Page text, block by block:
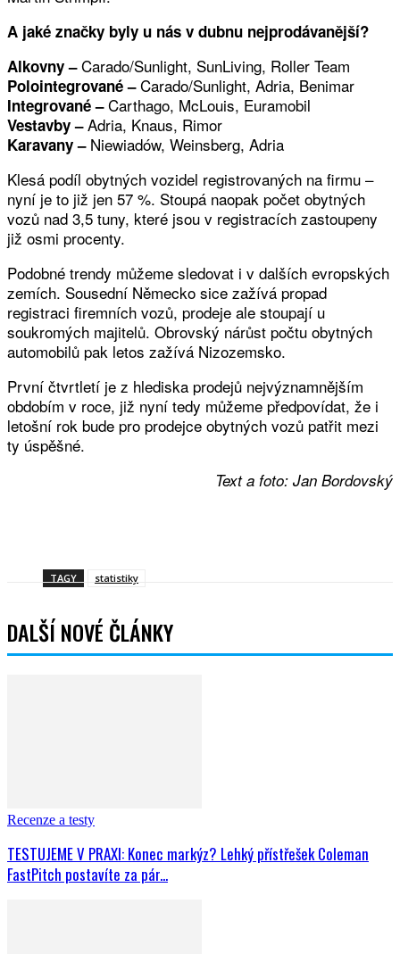
A jaké značky byly u nás v dubnu nejprodávanější?
Alkovny –Carado/Sunlight, SunLiving, Roller Team
Polointegrované –Carado/Sunlight, Adria, Benimar
Integrované –Carthago, McLouis, Euramobil
Vestavby –Adria, Knaus, Rimor
Karavany – Niewiadów, Weinsberg, Adria
Klesá podíl obytných vozidel registrovaných na firmu –
nyní je to již jen 57 %. Stoupá naopak počet obytných
vozů nad 3,5 tuny, které jsou v registracích zastoupeny
již osmi procenty.
Podobné trendy můžeme sledovat i v dalších evropských
zemích. Sousední Německo sice zažívá propad
registraci firemních vozů, prodeje ale stoupají u
soukromých majitelů. Obrovský nárůst počtu obytných
automobilů pak letos zažívá Nizozemsko.
První čtvrtletí je z hlediska prodejů nejvýznamnějším
obdobím v roce, již nyní tedy můžeme předpovídat, že i
letošní rok bude pro prodejce obytných vozů patřit mezi
ty úspěšné.
Text a foto: Jan Bordovský
TAGY statistiky
DALŠÍ NOVÉ ČLÁNKY
Recenze a testy
TESTUJEME V PRAXI: Konec markýz? Lehký přístřešek Coleman
FastPitch postavíte za pár...